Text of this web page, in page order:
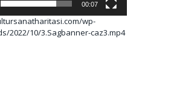
00:07
wp-
2022/10/3.Sagbanner-caz3.mp4